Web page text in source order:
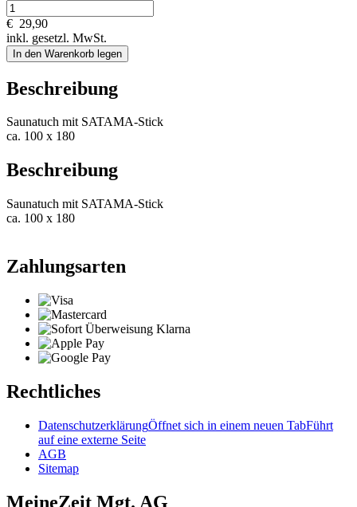
€ 29,90
inkl. gesetzl. MwSt.
In den Warenkorb legen
Beschreibung
Saunatuch mit SATAMA-Stick
ca. 100 x 180
Beschreibung
Saunatuch mit SATAMA-Stick
ca. 100 x 180
Zahlungsarten
Rechtliches
DatenschutzerklärungÖffnet sich in einem neuen TabFührt
auf eine externe Seite
AGB
Sitemap
MeineZeit Mgt. AG